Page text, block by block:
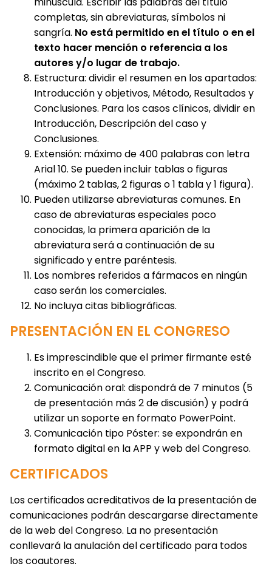
completas, sin abreviaturas, símbolos ni
sangría. No está permitido en el título o en el
texto hacer mención o referencia a los
autores y/o lugar de trabajo.
Estructura: dividir el resumen en los apartados:
Introducción y objetivos, Método, Resultados y
Conclusiones. Para los casos clínicos, dividir en
Introducción, Descripción del caso y
Conclusiones.
Extensión: máximo de 400 palabras con letra
Arial 10. Se pueden incluir tablas o figuras
(máximo 2 tablas, 2 figuras o 1 tabla y 1 figura).
Pueden utilizarse abreviaturas comunes. En
caso de abreviaturas especiales poco
conocidas, la primera aparición de la
abreviatura será a continuación de su
significado y entre paréntesis.
Los nombres referidos a fármacos en ningún
caso serán los comerciales.
No incluya citas bibliográficas.
PRESENTACIÓN EN EL CONGRESO
Es imprescindible que el primer firmante esté
inscrito en el Congreso.
Comunicación oral: dispondrá de 7 minutos (5
de presentación más 2 de discusión) y podrá
utilizar un soporte en formato PowerPoint.
Comunicación tipo Póster: se expondrán en
formato digital en la APP y web del Congreso.
CERTIFICADOS
Los certificados acreditativos de la presentación de
comunicaciones podrán descargarse directamente
de la web del Congreso. La no presentación
conllevará la anulación del certificado para todos
los coautores.